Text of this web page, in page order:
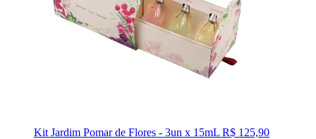
Kit Jardim Pomar de Flores - 3un x 15mL R$ 125,90